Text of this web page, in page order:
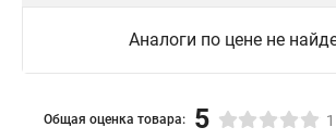
Аналоги по цене не
Общая оценка товара: 5 1